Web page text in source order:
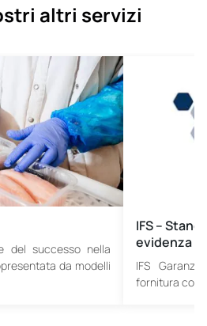
altri servizi
del successo nella
da modelli
IFS –
evidenza
IFS
fornitura con